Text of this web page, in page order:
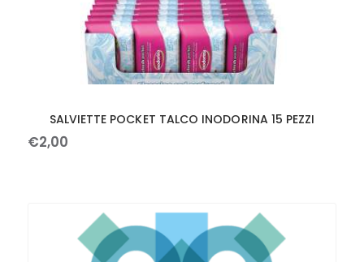
SALVIETTE POCKET TALCO INODORINA 15 PEZZI
€2,00